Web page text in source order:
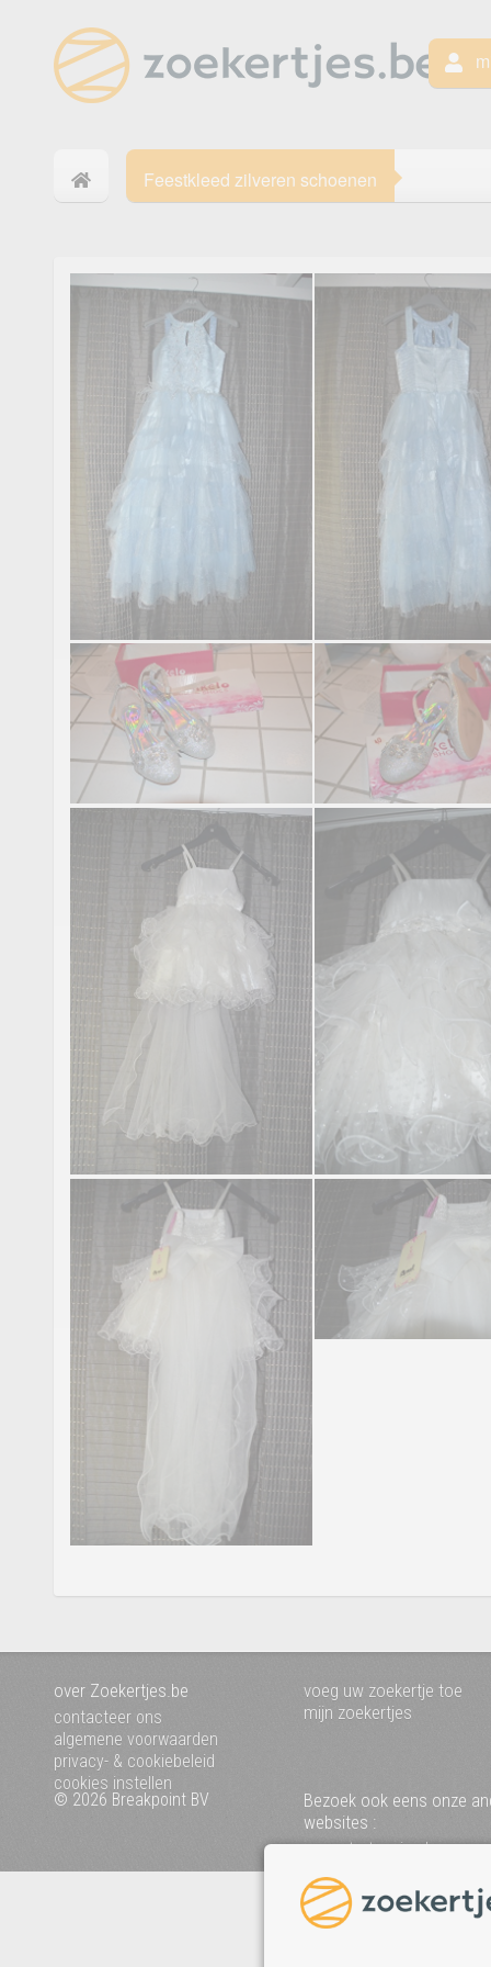
Feestkleed zilveren schoenen
over Zoekertjes.be
contacteer ons
algemene voorwaarden
privacy- & cookiebeleid
cookies instellen
voeg uw zoekertje toe
mijn zoekertjes
© 2026 Breakpoint BV
Bezoek ook eens onze
websites :
www.startpagina.be